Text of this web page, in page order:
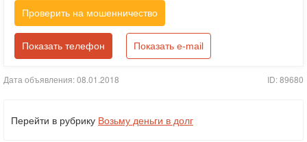
Проверить на мошенничество
Показать телефон Показать e-mail
Дата объявления: 08.01.2018 ID: 89680
Перейти в рубрику Возьму деньги в долг